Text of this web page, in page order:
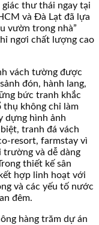
giác thư thái ngay tại
và Đà Lạt đã lựa
vườn trong nhà”
ngơi chất lượng cao
vách tường được
đón, hành lang,
bức tranh khắc
thụ không chỉ làm
dựng hình ảnh
tranh đá vách
resort, farmstay vì
và dễ dàng
thiết kế sân
hợp linh hoạt với
và các yếu tố nước
đêm.
hàng trăm dự án